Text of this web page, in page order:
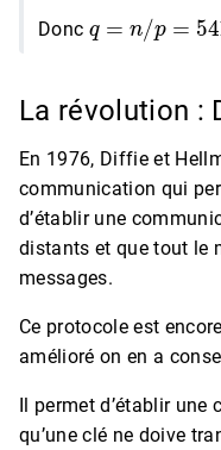
Donc
p= 541
La révolution :
En 1976, Diffie et
communication qui
d’établir une
distants et que tout le
messages.
Ce protocole est
amélioré on en a
Il permet d’établir
qu’une clé ne doive